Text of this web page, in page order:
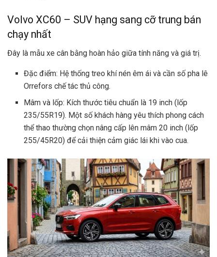
Volvo XC60 – SUV hạng sang cỡ trung bán
chạy nhất
Đây là mẫu xe cân bằng hoàn hảo giữa tính năng và giá trị.
Đặc điểm: Hệ thống treo khí nén êm ái và cần số pha lê
Orrefors chế tác thủ công.
Mâm và lốp: Kích thước tiêu chuẩn là 19 inch (lốp
235/55R19). Một số khách hàng yêu thích phong cách
thể thao thường chọn nâng cấp lên mâm 20 inch (lốp
255/45R20) để cải thiện cảm giác lái khi vào cua.